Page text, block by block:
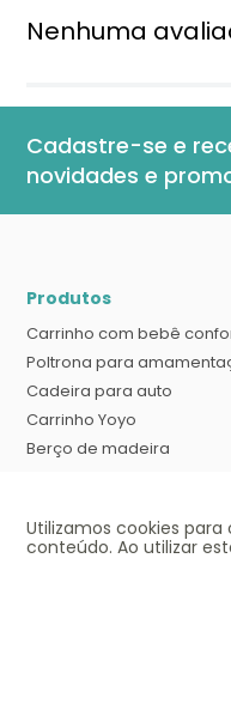
Nenhuma
Utilizamos cookies
conteúdo. Ao utilizar
Cadastre-se e
novidades e
Produtos
Carrinho com bebê
Poltrona para
Cadeira para auto
Carrinho Yoyo
Berço de madeira
Berço desmontável